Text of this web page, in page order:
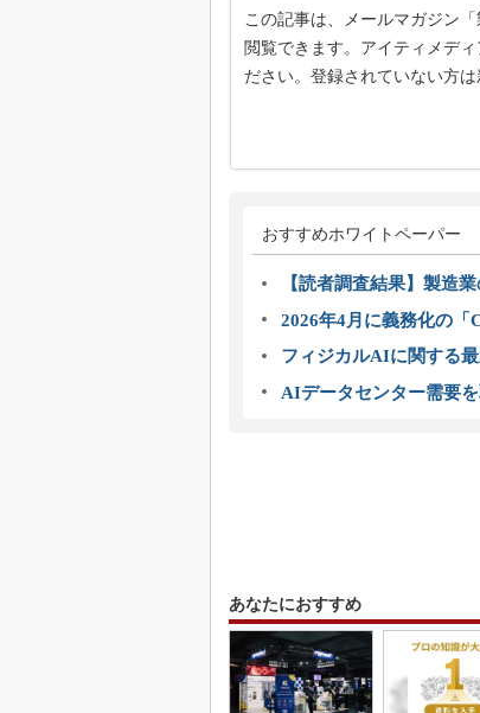
この記事は、メールマガジン
閲覧できます。アイティメデ
ださい。登録されていない方
おすすめホワイトペーパー
【読者調査結果】製造
2026年4月に義務化の
フィジカルAIに関する
AIデータセンター需要
あなたにおすすめ